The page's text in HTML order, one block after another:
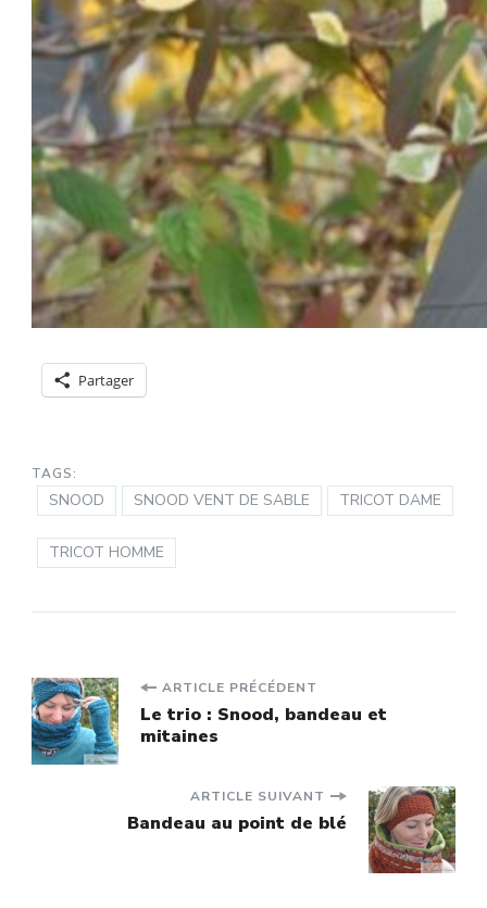
Partager
TAGS:
SNOOD SNOOD VENT DE SABLE TRICOT DAME
TRICOT HOMME
Navigation
d'article
ARTICLE PRÉCÉDENT
Le trio : Snood, bandeau et
mitaines
ARTICLE SUIVANT
Bandeau au point de blé